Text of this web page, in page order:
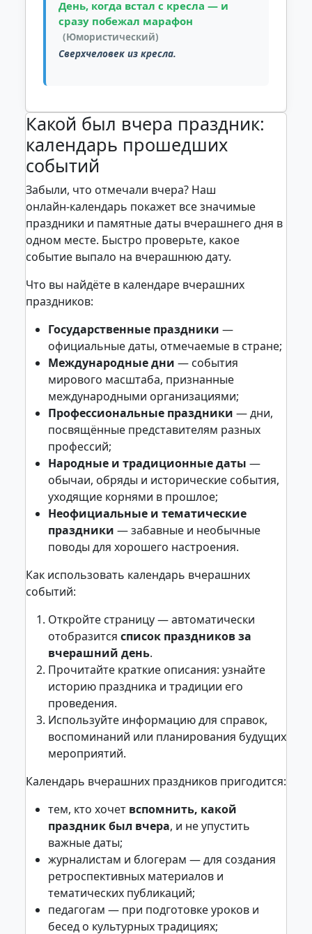
День, когда встал с кресла — и
сразу побежал марафон
(Юмористический)
Сверхчеловек из кресла.
Какой был вчера праздник:
календарь прошедших
событий
Забыли, что отмечали вчера? Наш
онлайн‑календарь покажет все значимые
праздники и памятные даты вчерашнего дня в
одном месте. Быстро проверьте, какое
событие выпало на вчерашнюю дату.
Что вы найдёте в календаре вчерашних
праздников:
Государственные праздники —
официальные даты, отмечаемые в стране;
Международные дни — события
мирового масштаба, признанные
международными организациями;
Профессиональные праздники — дни,
посвящённые представителям разных
профессий;
Народные и традиционные даты —
обычаи, обряды и исторические события,
уходящие корнями в прошлое;
Неофициальные и тематические
праздники — забавные и необычные
поводы для хорошего настроения.
Как использовать календарь вчерашних
событий:
Откройте страницу — автоматически
отобразится список праздников за
вчерашний день.
Прочитайте краткие описания: узнайте
историю праздника и традиции его
проведения.
Используйте информацию для справок,
воспоминаний или планирования будущих
мероприятий.
Календарь вчерашних праздников пригодится:
тем, кто хочет вспомнить, какой
праздник был вчера, и не упустить
важные даты;
журналистам и блогерам — для создания
ретроспективных материалов и
тематических публикаций;
педагогам — при подготовке уроков и
бесед о культурных традициях;